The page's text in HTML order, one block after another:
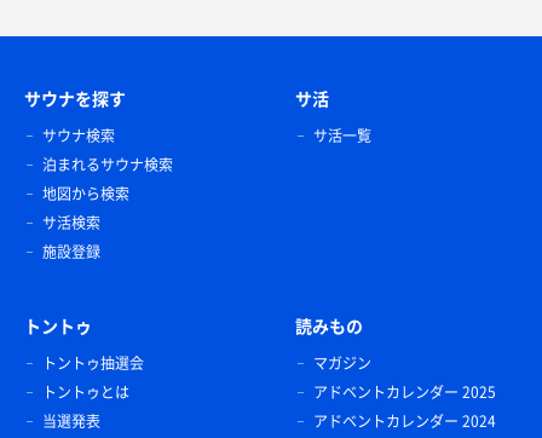
サウナを探す
サウナ検索
泊まれるサウナ検索
地図から検索
サ活検索
施設登録
サ活
サ活一覧
トントゥ
トントゥ抽選会
トントゥとは
当選発表
読みもの
マガジン
アドベントカレンダー 2025
アドベントカレンダー 2024